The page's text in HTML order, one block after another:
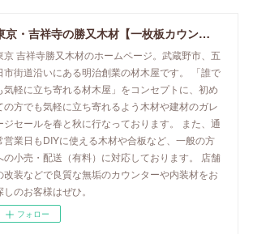
東京・吉祥寺の勝又木材【一枚板カウンター】
京 吉祥寺勝又木材のホームページ。武蔵野市、五
市街道沿いにある明治創業の材木屋です。 「誰で
気軽に立ち寄れる材木屋」をコンセプトに、初め
の方でも気軽に立ち寄れるよう木材や建材のガレ
ジセールを春と秋に行なっております。 また、通
営業日もDIYに使える木材や合板など、一般の方
の小売・配送（有料）に対応しております。 店舗
改装などで良質な無垢のカウンターや内装材をお
しのお客様はぜひ。
フォロー